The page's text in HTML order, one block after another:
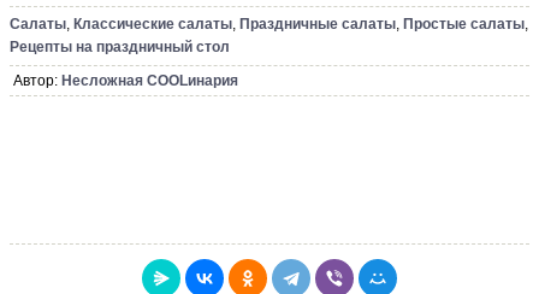
Салаты, Классические салаты, Праздничные салаты, Простые салаты,
Рецепты на праздничный стол
Автор: Несложная COOLинария